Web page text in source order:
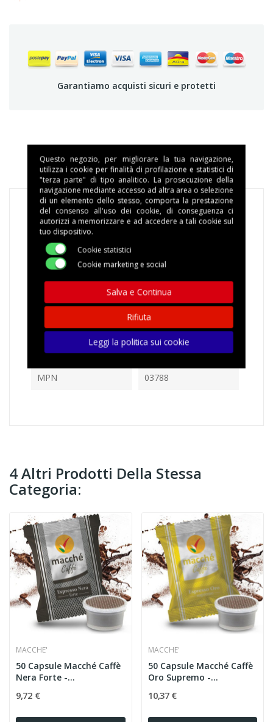
Garantiamo acquisti sicuri e protetti
DETTAGLI DEL PRODOTTO
Marca MACCHE'
28 Articoli
Riferimenti Specifici
8057733981726
MPN 03788
4 Altri Prodotti Della Stessa
Categoria:
MACCHE'
50 Capsule Macché Caffè
Nera Forte -...
9,72 €
MACCHE'
50 Capsule Macché Caffè
Oro Supremo -...
10,37 €
Questo negozio, per migliorare la tua navigazione,
utilizza i cookie per finalità di profilazione e statistici di
"terza parte" di tipo analitico. La prosecuzione della
navigazione mediante accesso ad altra area o selezione
di un elemento dello stesso, comporta la prestazione
del consenso all'uso dei cookie, di conseguenza ci
autorizzi a memorizzare e ad accedere a tali cookie sul
tuo dispositivo.
Cookie statistici
Cookie marketing e social
Salva e Continua
Rifiuta
Leggi la politica sui cookie